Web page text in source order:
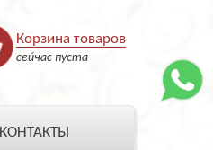
Корзина товаров
сейчас пуста
КОНТАКТЫ